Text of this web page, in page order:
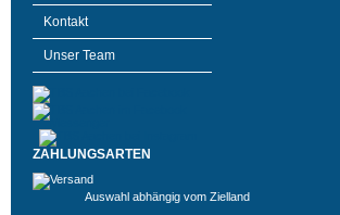
Kontakt
Unser Team
ZAHLUNGSARTEN
Auswahl abhängig vom Zielland